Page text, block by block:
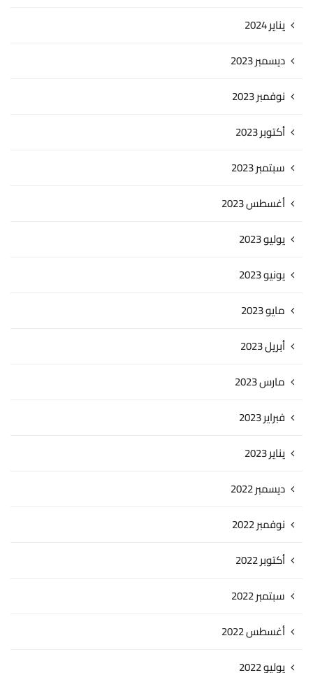
يناير 2024
ديسمبر 2023
نوفمبر 2023
أكتوبر 2023
سبتمبر 2023
أغسطس 2023
يوليو 2023
يونيو 2023
مايو 2023
أبريل 2023
مارس 2023
فبراير 2023
يناير 2023
ديسمبر 2022
نوفمبر 2022
أكتوبر 2022
سبتمبر 2022
أغسطس 2022
يوليو 2022